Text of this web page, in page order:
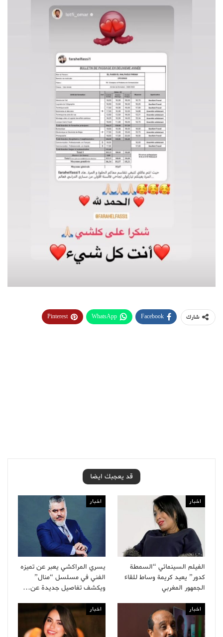
شارك Facebook
WhatsApp
Pinterest
قد يعجبك ايضا
اخبار
الفيلم السينمائي “السمطة
كدور” يعيد كريمة وساط للقاء
الجمهور المغربي
اخبار
يسري المراكشي يعبر عن تميزه
الفني في مسلسل “منال”
ويكشف تفاصيل جديدة عن…
اخبار اخبار